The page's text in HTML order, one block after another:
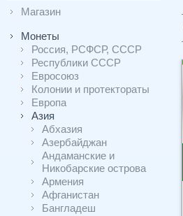
Магазин
Монеты
Россия, РСФСР, СССР
Республики СССР
Евросоюз
Колонии и протектораты
Европа
Азия
Абхазия
Азербайджан
Андаманские и
Никобарские острова
Армения
Афганистан
Бангладеш